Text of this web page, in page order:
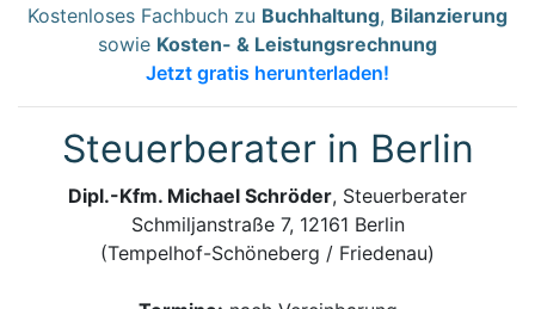
Kostenloses Fachbuch zu Buchhaltung, Bilanzierung
sowie Kosten- & Leistungsrechnung
Jetzt gratis herunterladen!
Steuerberater in Berlin
Dipl.-Kfm. Michael Schröder, Steuerberater
Schmiljanstraße 7, 12161 Berlin
(Tempelhof-Schöneberg / Friedenau)